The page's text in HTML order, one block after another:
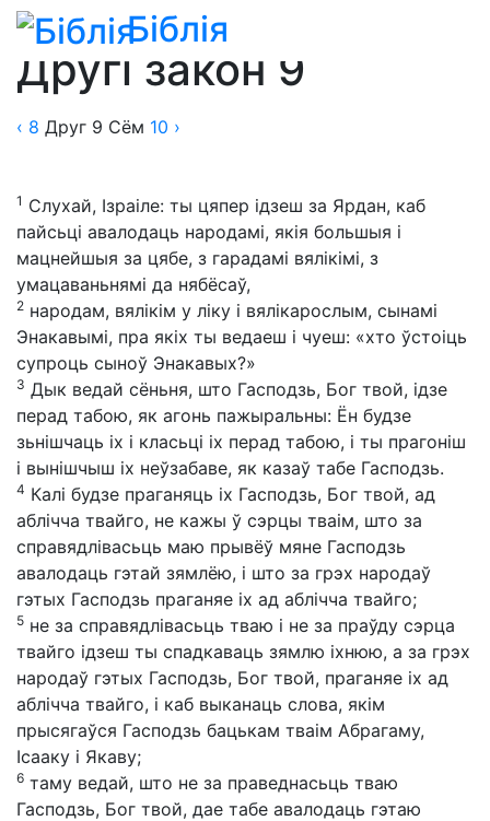
Біблія
Біблія» Пераклады» Пераклад Васіля Сёмухі
Другі закон 9
‹ 8 Друг 9 Сём 10 ›
1 Слухай, Ізраіле: ты цяпер ідзеш за Ярдан, каб
пайсьці авалодаць народамі, якія большыя і
мацнейшыя за цябе, з гарадамі вялікімі, з
умацаваньнямі да нябёсаў,
2 народам, вялікім у ліку і вялікарослым, сынамі
Энакавымі, пра якіх ты ведаеш і чуеш: «хто ўстоіць
супроць сыноў Энакавых?»
3 Дык ведай сёньня, што Гасподзь, Бог твой, ідзе
перад табою, як агонь пажыральны: Ён будзе
зьнішчаць іх і класьці іх перад табою, і ты прагоніш
і вынішчыш іх неўзабаве, як казаў табе Гасподзь.
4 Калі будзе праганяць іх Гасподзь, Бог твой, ад
аблічча твайго, не кажы ў сэрцы тваім, што за
справядлівасьць маю прывёў мяне Гасподзь
авалодаць гэтай зямлёю, і што за грэх народаў
гэтых Гасподзь праганяе іх ад аблічча твайго;
5 не за справядлівасьць тваю і не за праўду сэрца
твайго ідзеш ты спадкаваць зямлю іхнюю, а за грэх
народаў гэтых Гасподзь, Бог твой, праганяе іх ад
аблічча твайго, і каб выканаць слова, якім
прысягаўся Гасподзь бацькам тваім Абрагаму,
Ісааку і Якаву;
6 таму ведай, што не за праведнасьць тваю
Гасподзь, Бог твой, дае табе авалодаць гэтаю